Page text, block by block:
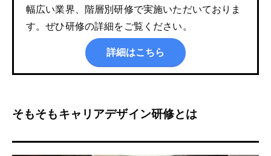
幅広い業界、階層別研修で実施いただいておりま
す。ぜひ研修の詳細をご覧ください。
詳細はこちら
そもそもキャリアデザイン研修とは